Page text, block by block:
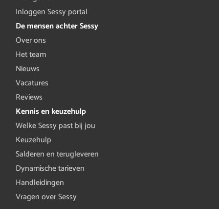
Inloggen Sessy portal
De mensen achter Sessy
Over ons
Het team
Nieuws
Vacatures
Reviews
Kennis en keuzehulp
Welke Sessy past bij jou
Keuzehulp
Salderen en terugleveren
Dynamische tarieven
Handleidingen
Vragen over Sessy